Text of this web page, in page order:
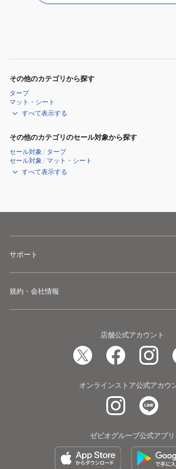
その他のカテゴリから探す
タープ
マット・シート
すべて表示する
その他のカテゴリのセール対象から探す
セール対象 / タープ
セール対象 / マット・シート
すべて表示する
サポート
規約・会社情報
店舗公式アカウント
オンラインストア公式アカウ
ゼビオグループ公式アプリ